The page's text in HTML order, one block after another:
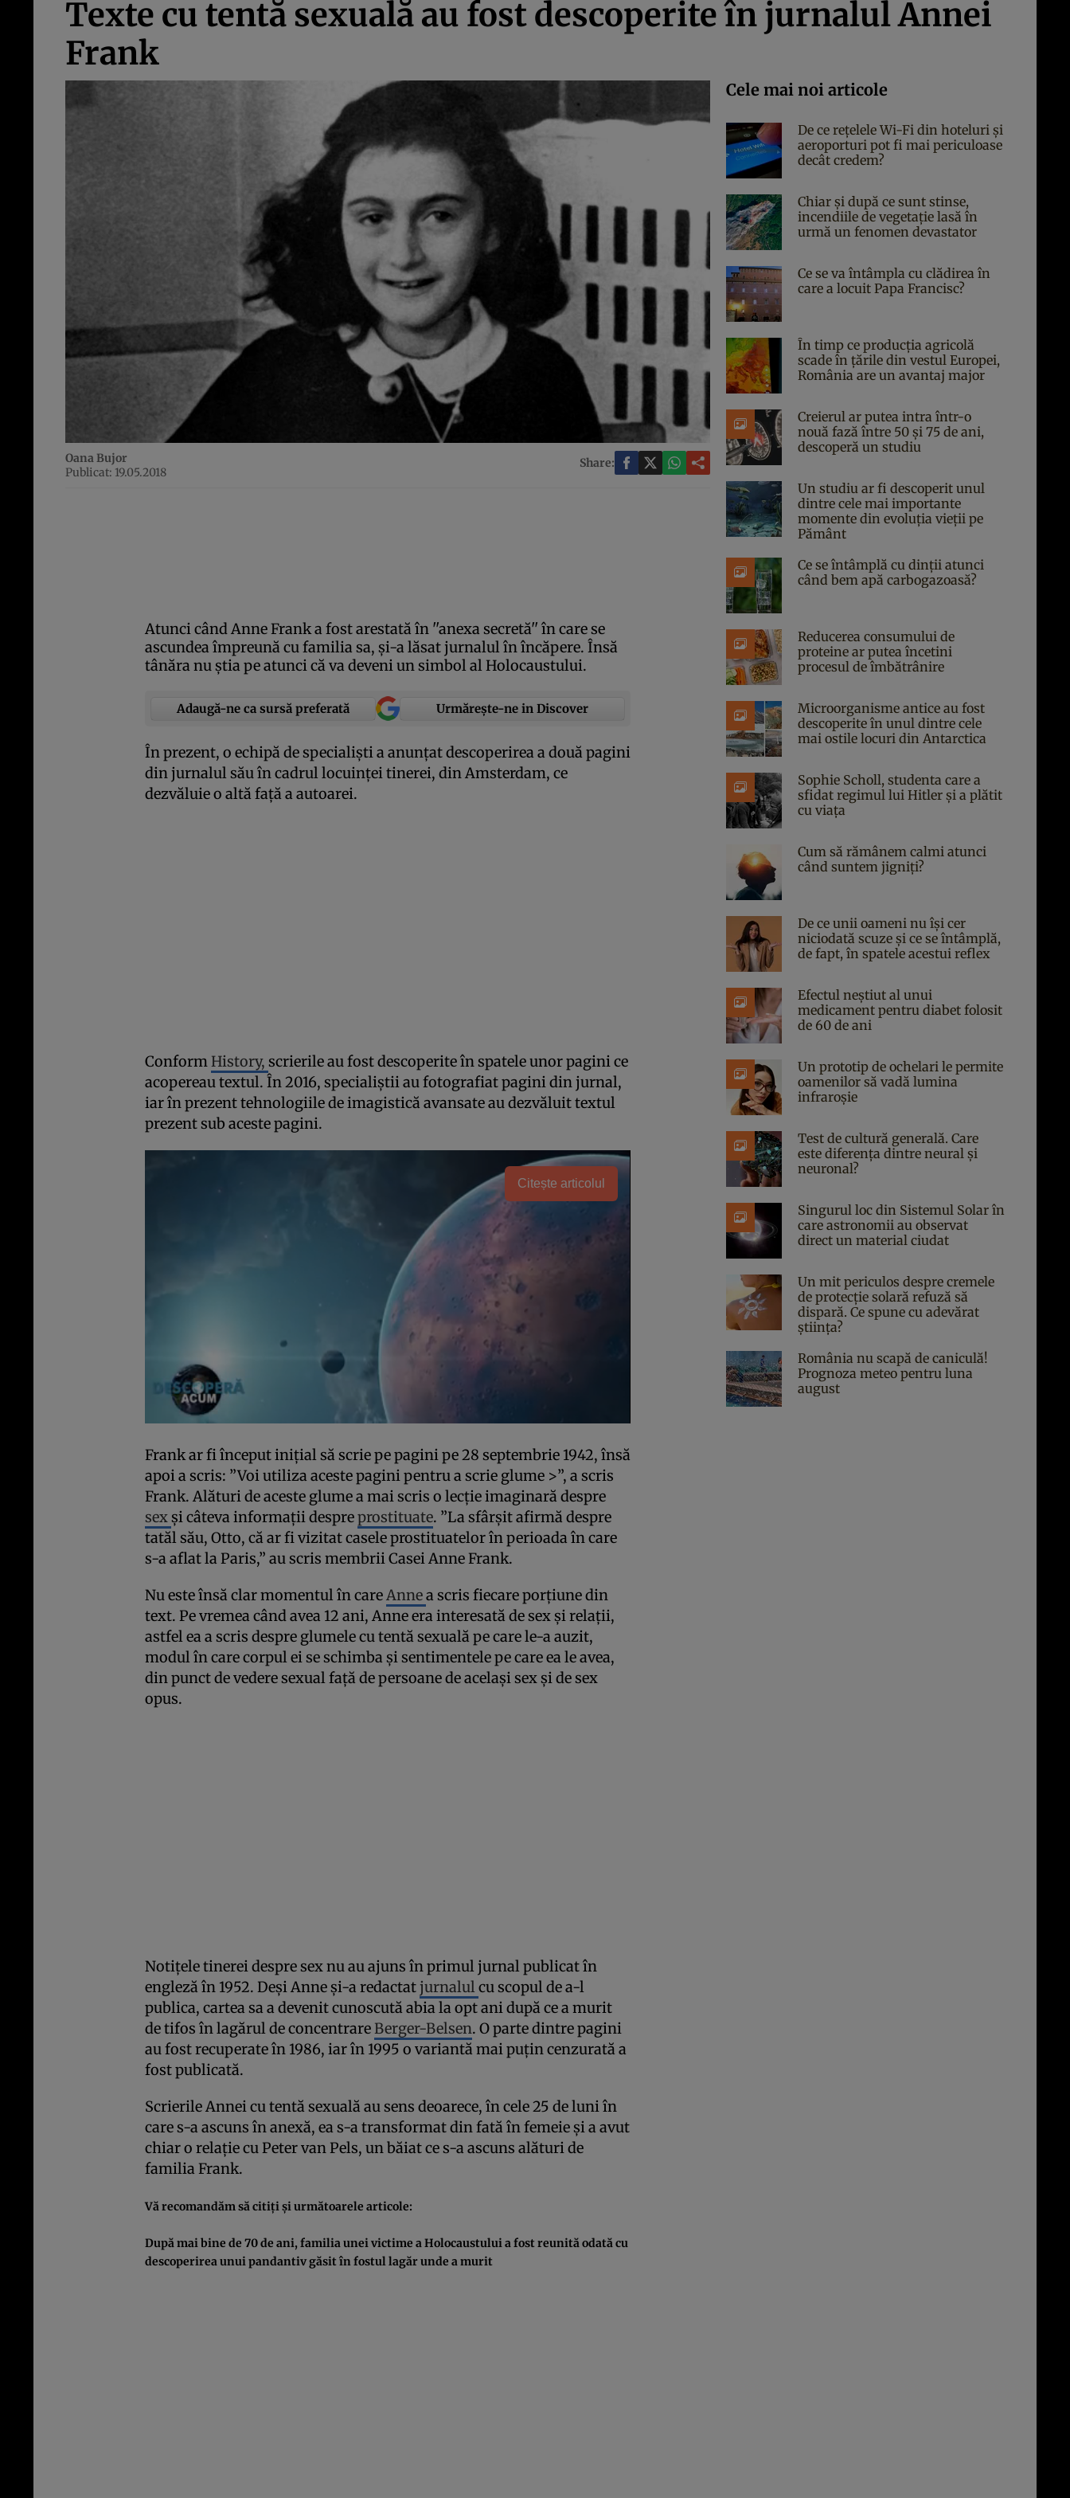
Texte cu tentă sexuală au fost descoperite în jurnalul Annei
Frank
Oana Bujor
Publicat: 19.05.2018
Share:
Atunci când Anne Frank a fost arestată în ''anexa secretă'' în care se
ascundea împreună cu familia sa, şi-a lăsat jurnalul în încăpere. Însă
tânăra nu ştia pe atunci că va deveni un simbol al Holocaustului.
Adaugă-ne ca sursă preferată Urmărește-ne in Discover
În prezent, o echipă de specialişti a anunţat descoperirea a două pagini
din jurnalul său în cadrul locuinţei tinerei, din Amsterdam, ce
dezvăluie o altă faţă a autoarei.
ConformHistory, scrierile au fost descoperite în spatele unor pagini ce
acopereau textul. În 2016, specialiştii au fotografiat pagini din jurnal,
iar în prezent tehnologiile de imagistică avansate au dezvăluit textul
prezent sub aceste pagini.
Citește articolul
Frank ar fi început iniţial să scrie pe pagini pe 28 septembrie 1942, însă
apoi a scris: ”Voi utiliza aceste pagini pentru a scrie glume >”, a scris
Frank. Alături de aceste glume a mai scris o lecţie imaginară despre
sexşi câteva informaţii despreprostituate. ”La sfârşit afirmă despre
tatăl său, Otto, că ar fi vizitat casele prostituatelor în perioada în care
s-a aflat la Paris,” au scris membrii Casei Anne Frank.
Nu este însă clar momentul în careAnnea scris fiecare porţiune din
text. Pe vremea când avea 12 ani, Anne era interesată de sex şi relaţii,
astfel ea a scris despre glumele cu tentă sexuală pe care le-a auzit,
modul în care corpul ei se schimba şi sentimentele pe care ea le avea,
din punct de vedere sexual faţă de persoane de acelaşi sex şi de sex
opus.
Notiţele tinerei despre sex nu au ajuns în primul jurnal publicat în
engleză în 1952. Deşi Anne şi-a redactat jurnalul cu scopul de a-l
publica, cartea sa a devenit cunoscută abia la opt ani după ce a murit
de tifos în lagărul de concentrareBerger-Belsen. O parte dintre pagini
au fost recuperate în 1986, iar în 1995 o variantă mai puţin cenzurată a
fost publicată.
Scrierile Annei cu tentă sexuală au sens deoarece, în cele 25 de luni în
care s-a ascuns în anexă, ea s-a transformat din fată în femeie şi a avut
chiar o relaţie cu Peter van Pels, un băiat ce s-a ascuns alături de
familia Frank.
Vă recomandăm să citiţi şi următoarele articole:
După mai bine de 70 de ani, familia unei victime a Holocaustului a fost reunită odată cu
descoperirea unui pandantiv găsit în fostul lagăr unde a murit
Cele mai noi articole
De ce rețelele Wi-Fi din hoteluri și
aeroporturi pot fi mai periculoase
decât credem?
Chiar și după ce sunt stinse,
incendiile de vegetație lasă în
urmă un fenomen devastator
Ce se va întâmpla cu clădirea în
care a locuit Papa Francisc?
În timp ce producția agricolă
scade în țările din vestul Europei,
România are un avantaj major
Creierul ar putea intra într-o
nouă fază între 50 și 75 de ani,
descoperă un studiu
Un studiu ar fi descoperit unul
dintre cele mai importante
momente din evoluția vieții pe
Pământ
Ce se întâmplă cu dinții atunci
când bem apă carbogazoasă?
Reducerea consumului de
proteine ar putea încetini
procesul de îmbătrânire
Microorganisme antice au fost
descoperite în unul dintre cele
mai ostile locuri din Antarctica
Sophie Scholl, studenta care a
sfidat regimul lui Hitler și a plătit
cu viața
Cum să rămânem calmi atunci
când suntem jigniți?
De ce unii oameni nu își cer
niciodată scuze și ce se întâmplă,
de fapt, în spatele acestui reflex
Efectul neștiut al unui
medicament pentru diabet folosit
de 60 de ani
Un prototip de ochelari le permite
oamenilor să vadă lumina
infraroșie
Test de cultură generală. Care
este diferența dintre neural și
neuronal?
Singurul loc din Sistemul Solar în
care astronomii au observat
direct un material ciudat
Un mit periculos despre cremele
de protecție solară refuză să
dispară. Ce spune cu adevărat
știința?
România nu scapă de caniculă!
Prognoza meteo pentru luna
august